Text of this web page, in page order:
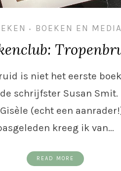
• BOEKEN EN
is niet het eerste
schrijfster Susan Smit.
(echt een
kreeg ik van…
READ MORE